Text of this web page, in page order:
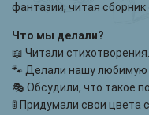
фантазии, читая
Что мы делали?
📖 Читали стихотворения.
🐾 Делали нашу любимую
🎭 Обсудили, что такое
🚦 Придумали свои цвета